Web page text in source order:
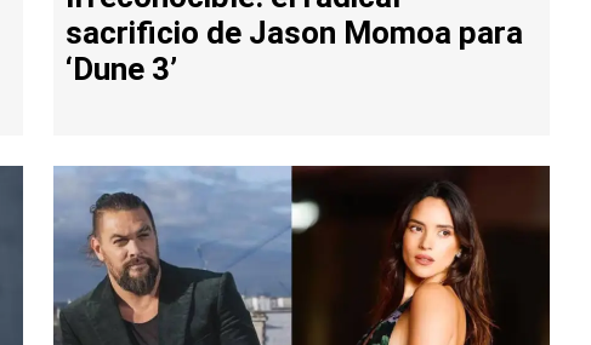
sacrificio de Jason Momoa para
‘Dune 3’